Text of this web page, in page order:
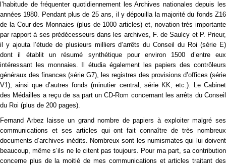
l’habitude de fréquenter quotidiennement les Archives nationales depuis les
années 1980. Pendant plus de 25 ans, il y dépouilla la majorité du fonds Z16
de la Cour des Monnaies (plus de 1000 articles) et, novation très importante
par rapport à ses prédécesseurs dans les archives, F. de Saulcy et P. Prieur,
il y ajouta l’étude de plusieurs milliers d’arrêts du Conseil du Roi (série E)
dont il établit un résumé synthétique pour environ 1500 d’entre eux
intéressant les monnaies. Il étudia également les papiers des contrôleurs
généraux des finances (série G7), les registres des provisions d’offices (série
V1), ainsi que d’autres fonds (minutier central, série KK, etc.). Le Cabinet
des Médailles a reçu de sa part un CD-Rom concernant les arrêts du Conseil
du Roi (plus de 200 pages).
Fernand Arbez laisse un grand nombre de papiers à exploiter malgré ses
communications et ses articles qui ont fait connaître de très nombreux
documents d’archives inédits. Nombreux sont les numismates qui lui doivent
beaucoup, même s’ils ne le citent pas toujours. Pour ma part, sa contribution
concerne plus de la moitié de mes communications et articles traitant des